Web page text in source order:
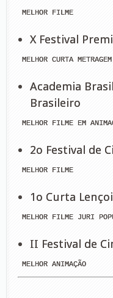
MELHOR FILME
X Festival
MELHOR CURTA
Academia
Brasileiro
MELHOR FILME EM
2o Festival de
MELHOR FILME
1o Curta
MELHOR FILME JURI
II Festival de
MELHOR ANIMAÇÃO